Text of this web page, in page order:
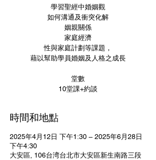
學習聖經中婚姻觀
如何溝通及衝突化解
姻親關係
家庭經濟
性與家庭計劃等課題，
藉以幫助學員婚姻及人格之成長
堂數
10堂課+約談
時間和地點
2025年4月12日 下午1:30 – 2025年6月28日
下午4:30
大安區, 106台湾台北市大安區新生南路三段